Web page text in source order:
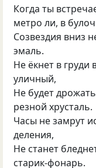
Когда ты
метро ли, в
Созвездия вниз
эмаль.
Не ёкнет в груди
уличный,
Не будет
резной хрусталь.
Часы не замрут
деления,
Не станет
старик-фонарь.